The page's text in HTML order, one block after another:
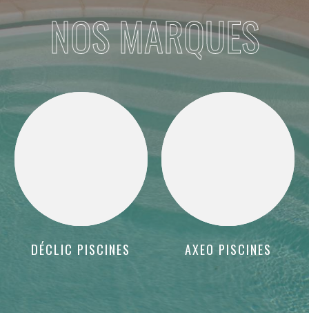
NOS MARQUES
DÉCLIC PISCINES AXEO PISCINES